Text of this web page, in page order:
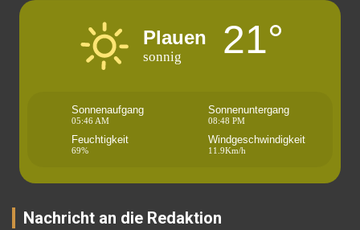
Plauen
sonnig 21°
Sonnenaufgang
05:46 AM
Sonnenuntergang
08:48 PM
Feuchtigkeit
69%
Windgeschwindigkeit
11.9Km/h
Nachricht an die Redaktion